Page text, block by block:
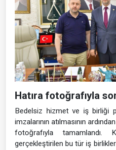
Hatıra fotoğrafıyla
Bedelsiz hizmet ve iş birliği
imzalarının atılmasının
fotoğrafıyla tamamlandı.
gerçekleştirilen bu tür iş